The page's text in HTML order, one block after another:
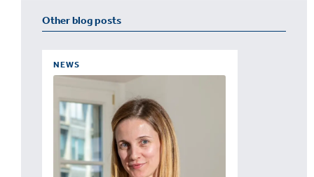
Other blog posts
NEWS